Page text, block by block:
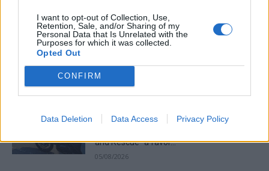
I want to opt-out of Collection, Use,
Retention, Sale, and/or Sharing of my
Personal Data that Is Unrelated with the
Purposes for which it was collected.
Opted Out
CONFIRM
Data Deletion Data Access Privacy Policy
Rick Estrin & The Nightcats abrem esta
06/08/2026
realizar, no próximo Sábado, no Parque
and Rescue” a favor...
05/08/2026